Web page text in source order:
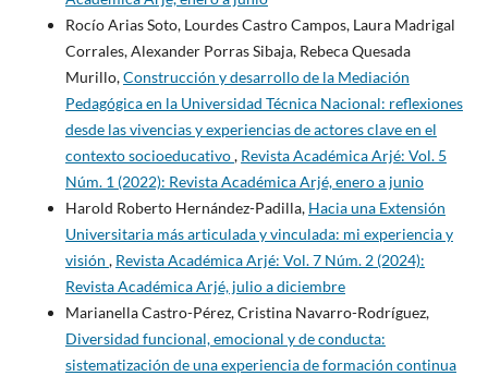
Rocío Arias Soto, Lourdes Castro Campos, Laura Madrigal
Corrales, Alexander Porras Sibaja, Rebeca Quesada
Murillo,Construcción y desarrollo de la Mediación
Pedagógica en la Universidad Técnica Nacional: reflexiones
desde las vivencias y experiencias de actores clave en el
contexto socioeducativo, Revista Académica Arjé: Vol. 5
Núm. 1 (2022): Revista Académica Arjé, enero a junio
Harold Roberto Hernández-Padilla, Hacia una Extensión
Universitaria más articulada y vinculada: mi experiencia y
visión , Revista Académica Arjé: Vol. 7 Núm. 2 (2024):
Revista Académica Arjé, julio a diciembre
Marianella Castro-Pérez, Cristina Navarro-Rodríguez,
Diversidad funcional, emocional y de conducta:
sistematización de una experiencia de formación continua